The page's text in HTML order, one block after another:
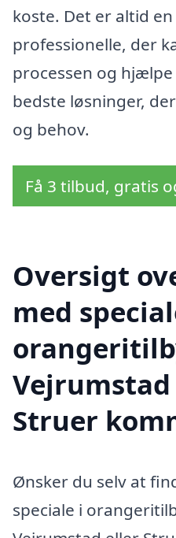
koste. Det er altid
professionelle, der
processen og
bedste løsninger,
og behov.
Få 3 tilbud, gratis
Oversigt
med
Struer
Ønsker du selv at
speciale i